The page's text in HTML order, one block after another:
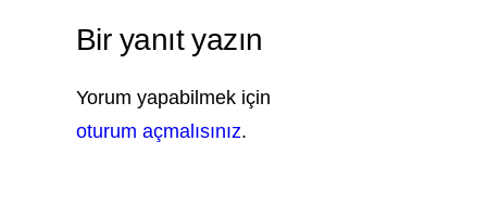
Bir yanıt yazın
Yorum yapabilmek için
oturum açmalısınız.